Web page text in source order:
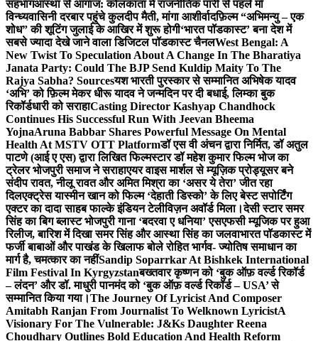
सहभागआस्था से आगाज: कोलकाता में राजनीतिक पारी से पहले माँ
विन्ध्यवासिनी दरबार पहुंचे कुलदीप मैती, मांगा आशीर्वादफ़िल्म “अभिमन्यु – एक
शोध” की शूटिंग जुलाई के आखिर में शुरू होगी‘भारत पॉडकास्ट’ बना देश में
सबसे ज्यादा देखे जाने वाला डिजिटल पॉडकास्ट चैनलWest Bengal: A
New Twist To Speculation About A Change In The Bharatiya
Janata Party: Could The BJP Send Kuldip Maity To The
Rajya Sabha? Sourcesयश भारती पुरस्कार से सम्मानित अभिषेक यादव
‘अभि’ को फ़िल्म मेकर धीरू यादव ने जन्मदिन पर दी बधाई, लिम्का बुक
रिकॉर्डधारी को सराहाCasting Director Kashyap Chandhock
Continues His Successful Run With Jeevan Bheema
YojnaAruna Babbar Shares Powerful Message On Mental
Health At MSTV OTT Platformडॉ एस वी अंचन द्वारा निर्मित, डॉ अतुल
पाटणे (आई ए एस) द्वारा लिखित फिल्मस्टार डॉ महेश कुमार फिल्म भोज का
ट्रेलर भोजपुरी समाज ने सराहाएयर वाइस मार्शल से म्यूज़िक प्रोड्यूसर बने
संदीप रावत, नीलू रावत और अमित मिश्रा का ‘असर ये तेरा’ जीत रहा
दिलएक्ट्रेस यास्मीन खान को फिल्म ‘देहाती डिस्को’ के लिए बेस्ट सपोर्टिंग
एक्टर का दादा साहब फाल्के इंडियन टेलीविज़न अवॉर्ड मिला।देसी स्टार समर
सिंह का बिग ब्लास्ट भोजपुरी गाना ‘बदरवा ए धनिया’ एसएफसी म्यूजिक पर हुआ
रिलीज, बारिश में दिखा समर सिंह और आस्था सिंह का जलवाभारत पॉडकास्ट में
फर्जी बाबाओं और पाखंड के खिलाफ बोले रोहित भार्गव- ज्योतिष समाधान का
मार्ग है, चमत्कार का नहींSandip Soparrkar At Bishkek International
Film Festival In Kyrgyzstanबख्तवार कृष्णन को ‘बुक ऑफ़ वर्ल्ड रिकॉर्ड
– लंदन’ और डॉ. माधुरी पानमंद को ‘बुक ऑफ़ वर्ल्ड रिकॉर्ड – USA’ से
सम्मानित किया गया।The Journey Of Lyricist And Composer
Amitabh Ranjan From Journalist To Welknown LyricistA
Visionary For The Vulnerable: J&Ks Daughter Reena
Choudhary Outlines Bold Education And Health Reform